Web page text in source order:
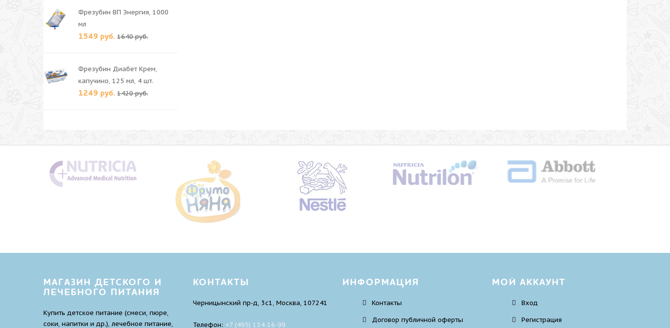
Фрезубин ВП Энергия, 1000
мл
1549 руб. 1640 руб.
Фрезубин Диабет Крем,
капучино, 125 мл, 4 шт.
1249 руб. 1420 руб.
МАГАЗИН ДЕТСКОГО И
ЛЕЧЕБНОГО ПИТАНИЯ
Купить детское питание (смеси, пюре,
соки, напитки и др.), лечебное питание,
КОНТАКТЫ
Черницынский пр-д, 3с1, Москва, 107241
Телефон: +7 (495) 134-16-99
ИНФОРМАЦИЯ
Контакты
Договор публичной оферты
МОЙ АККАУНТ
Вход
Регистрация